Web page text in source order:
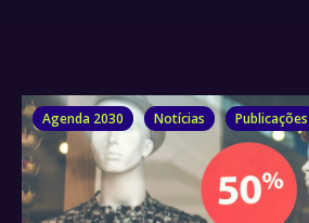
Agenda 2030 Notícias Publicações